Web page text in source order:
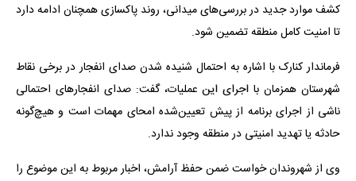
کشف موارد جدید در بررسی‌های میدانی، روند پاکسازی همچنان ادامه دارد
تا امنیت کامل منطقه تضمین شود.
فرماندار کنارک با اشاره به احتمال شنیده شدن صدای انفجار در برخی نقاط
شهرستان همزمان با اجرای این عملیات، گفت: صدای انفجارهای احتمالی
ناشی از اجرای برنامه از پیش تعیین‌شده امحای مهمات است و هیچ‌گونه
حادثه یا تهدید امنیتی در منطقه وجود ندارد.
وی از شهروندان خواست ضمن حفظ آرامش، اخبار مربوط به این موضوع را